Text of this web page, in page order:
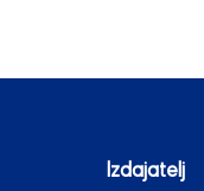
Izdajatelj